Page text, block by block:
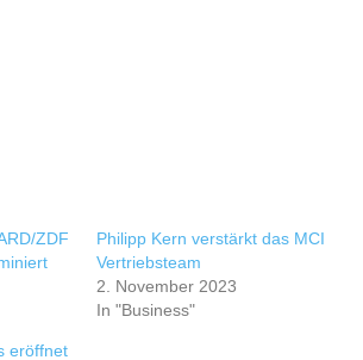
ZDF
Philipp Kern verstärkt das MCI
Vertriebsteam
2. November 2023
In "Business"
eröffnet